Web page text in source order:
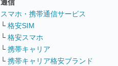
通信
スマホ・携帯通信サービス
└ 格安SIM
└ 格安スマホ
└ 携帯キャリア
└ 携帯キャリア格安ブランド